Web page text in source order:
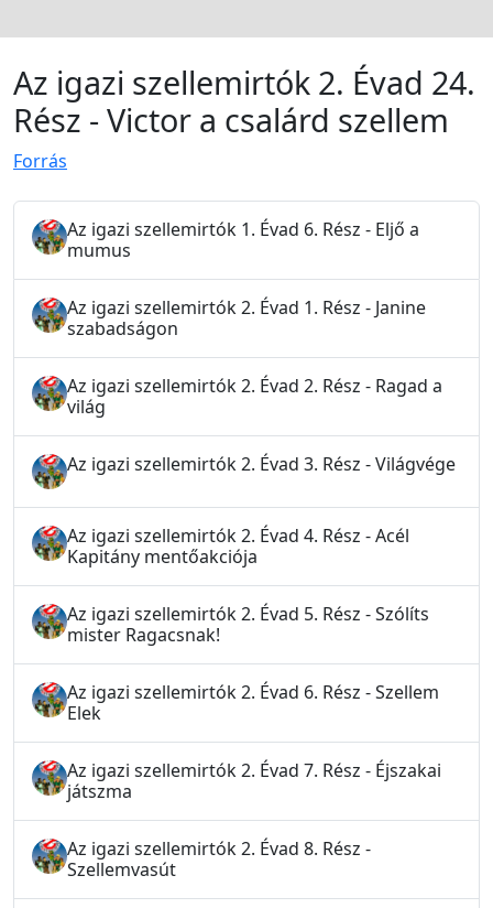
Az igazi szellemirtók 2. Évad 24.
Rész - Victor a csalárd szellem
Forrás
Az igazi szellemirtók 1. Évad 6. Rész - Eljő a
mumus
Az igazi szellemirtók 2. Évad 1. Rész - Janine
szabadságon
Az igazi szellemirtók 2. Évad 2. Rész - Ragad a
világ
Az igazi szellemirtók 2. Évad 3. Rész - Világvége
Az igazi szellemirtók 2. Évad 4. Rész - Acél
Kapitány mentőakciója
Az igazi szellemirtók 2. Évad 5. Rész - Szólíts
mister Ragacsnak!
Az igazi szellemirtók 2. Évad 6. Rész - Szellem
Elek
Az igazi szellemirtók 2. Évad 7. Rész - Éjszakai
játszma
Az igazi szellemirtók 2. Évad 8. Rész -
Szellemvasút